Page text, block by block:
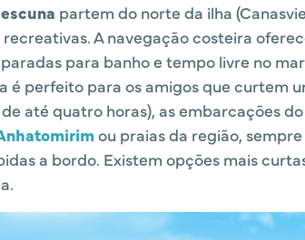
partem do norte da ilha
A navegação costeira
para banho e tempo livre no
é perfeito para os amigos que curtem
até quatro horas), as embarcações do
ou praias da região,
a bordo. Existem opções mais